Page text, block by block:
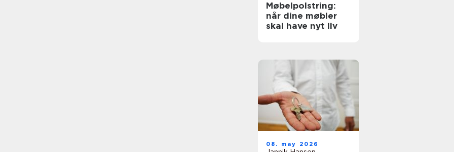
Møbelpolstring:
når dine møbler
skal have nyt liv
08. may 2026